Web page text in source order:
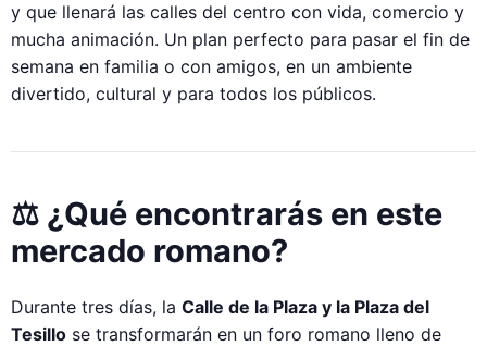
y que llenará las calles del centro con vida, comercio y
mucha animación. Un plan perfecto para pasar el fin de
semana en familia o con amigos, en un ambiente
divertido, cultural y para todos los públicos.
⚖️ ¿Qué encontrarás en este
mercado romano?
Durante tres días, la Calle de la Plaza y la Plaza del
Tesillo se transformarán en un foro romano lleno de